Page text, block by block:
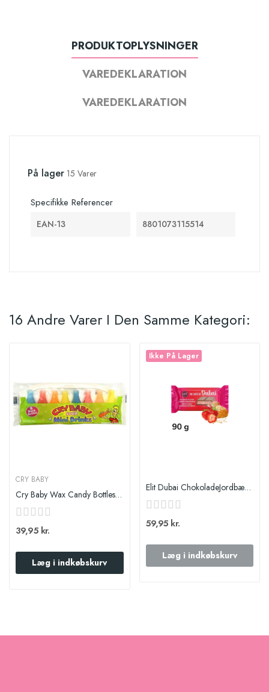
PRODUKTOPLYSNINGER
VAREDEKLARATION
VAREDEKLARATION
På lager 15 Varer
Specifikke Referencer
EAN-13 8801073115514
16 Andre Varer I Den Samme Kategori:
CRY BABY
Cry Baby Wax Candy Bottles Sour 79g
39,95 kr.
Læg i indkøbskurv
Ikke På Lager
Elit Dubai ChokoladeJordbær 90g TUR
59,95 kr.
Læg i indkøbskurv